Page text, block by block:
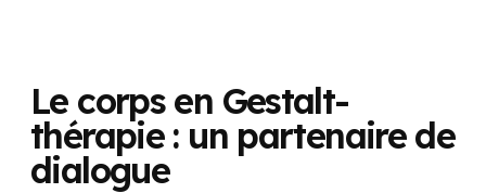
Le corps en Gestalt-
thérapie : un partenaire de
dialogue